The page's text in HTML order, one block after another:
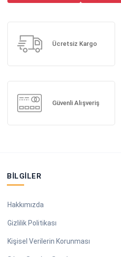
Ücretsiz Kargo
Güvenli Alışveriş
BILGILER
Hakkımızda
Gizlilik Politikası
Kişisel Verilerin Korunması